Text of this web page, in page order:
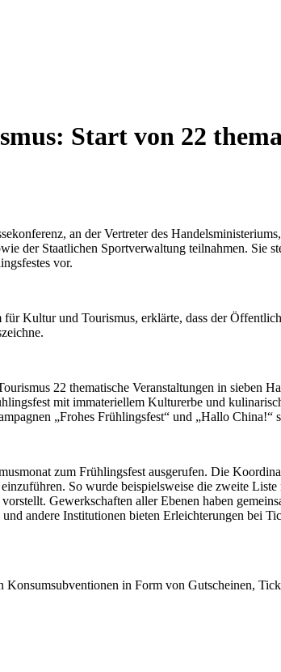
Start von 22
an der Vertreter des
der Staatlichen Sportverwaltung teilnahmen. Sie
vor.
Kultur und Tourismus, erklärte, dass der
22 thematische Veranstaltungen in sieben
mit immateriellem Kulturerbe und
„Frohes Frühlingsfest“ und „Hallo China!“
zum Frühlingsfest ausgerufen. Die
So wurde beispielsweise die zweite
Gewerkschaften aller Ebenen haben
andere Institutionen bieten Erleichterungen bei
in Form von Gutscheinen,